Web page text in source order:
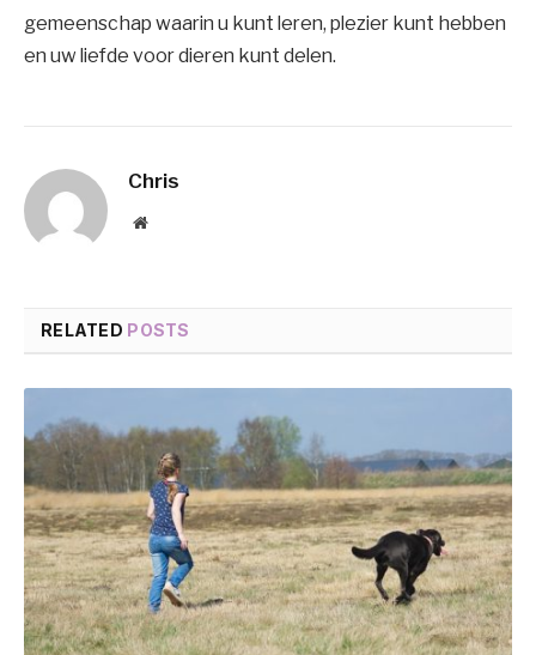
gemeenschap waarin u kunt leren, plezier kunt hebben
en uw liefde voor dieren kunt delen.
Chris
Website
RELATED POSTS